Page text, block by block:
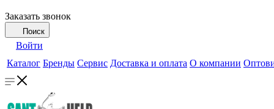
Заказать звонок
Поиск
Войти
Каталог Бренды Сервис Доставка и оплата О компании